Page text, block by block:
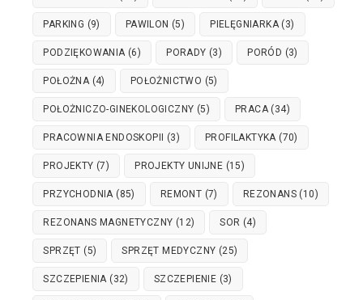
PARKING (9) PAWILON (5) PIELĘGNIARKA (3)
PODZIĘKOWANIA (6) PORADY (3) PORÓD (3)
POŁOŻNA (4) POŁOŻNICTWO (5)
POŁOŻNICZO-GINEKOLOGICZNY (5) PRACA (34)
PRACOWNIA ENDOSKOPII (3) PROFILAKTYKA (70)
PROJEKTY (7) PROJEKTY UNIJNE (15)
PRZYCHODNIA (85) REMONT (7) REZONANS (10)
REZONANS MAGNETYCZNY (12) SOR (4)
SPRZĘT (5) SPRZĘT MEDYCZNY (25)
SZCZEPIENIA (32) SZCZEPIENIE (3)